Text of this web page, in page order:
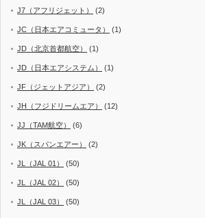
J7（アフリジェット） (2)
JC（日本エアコミュータ） (1)
JD（北京首都航空） (1)
JD（日本エアシステム） (1)
JF（ジェットアジア） (2)
JH（フジドリームエア） (12)
JJ（TAM航空） (6)
JK（スパンエアー） (2)
JL（JAL 01） (50)
JL（JAL 02） (50)
JL（JAL 03） (50)